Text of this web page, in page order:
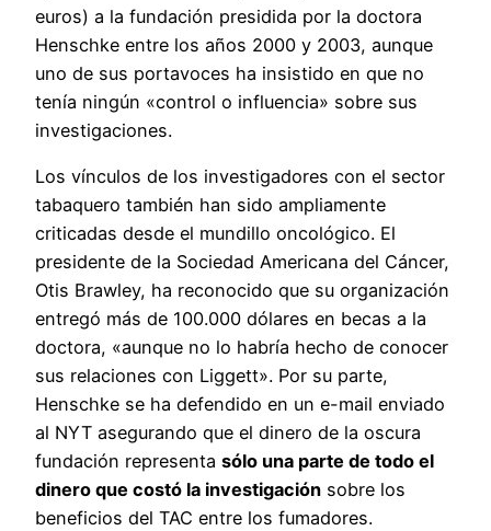
euros) a la fundación presidida por la doctora
Henschke entre los años 2000 y 2003, aunque
uno de sus portavoces ha insistido en que no
tenía ningún «control o influencia» sobre sus
investigaciones.
Los vínculos de los investigadores con el sector
tabaquero también han sido ampliamente
criticadas desde el mundillo oncológico. El
presidente de la Sociedad Americana del Cáncer,
Otis Brawley, ha reconocido que su organización
entregó más de 100.000 dólares en becas a la
doctora, «aunque no lo habría hecho de conocer
sus relaciones con Liggett». Por su parte,
Henschke se ha defendido en un e-mail enviado
al NYT asegurando que el dinero de la oscura
fundación representa sólo una parte de todo el
dinero que costó la investigación sobre los
beneficios del TAC entre los fumadores.